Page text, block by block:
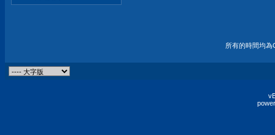
所有的時間均為